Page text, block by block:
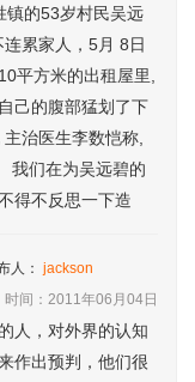
镇的53岁村民吴远
累家人，5月 8日
平方米的出租屋里,
己的腹部猛划了下
治医生李数恺称,
我们在为吴远碧的
得不反思一下造
人： jackson
时间：2011年06月04日
人，对外界的认知
作出预判，他们很